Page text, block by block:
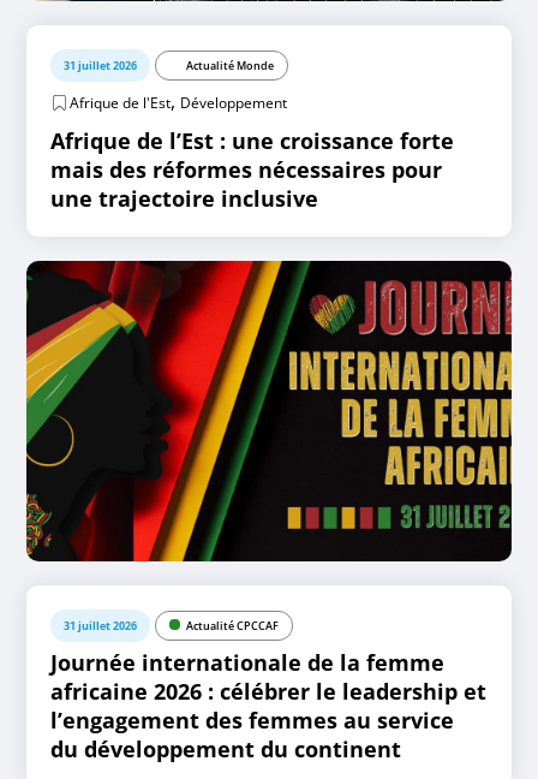
31 juillet 2026 Actualité Monde
Afrique de l'Est, Développement
Afrique de l’Est : une croissance forte
mais des réformes nécessaires pour
une trajectoire inclusive
31 juillet 2026 Actualité CPCCAF
Journée internationale de la femme
africaine 2026 : célébrer le leadership et
l’engagement des femmes au service
du développement du continent